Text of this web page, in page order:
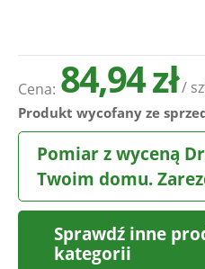
Cena: 84,94 zł/
Produkt wycofany ze
Pomiar z wyceną
Twoim domu.
Sprawdź inne
kategorii